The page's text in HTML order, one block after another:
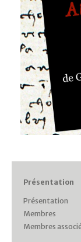
Présentation
Présentation
Membres
Membres